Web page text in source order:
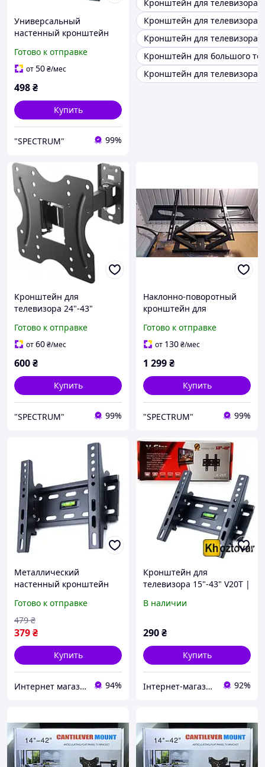
Универсальный
настенный кронштейн
диагональю 13-43" Itech
PB2T Наклонные
Крепёж для телевизора
Готово к отправке
от50₴/мес
498₴
Купить
"SPECTRUM" 99%
Кронштейн для телевизора
Кронштейн для телевизора
Кронштейн для телевизора
Кронштейн для большого
Кронштейн для телевизора
Кронштейн для
телевизора 24"-43"
Настенное крепление для
телевизора /Кронштейн
Готово к отправке
от60₴/мес
600₴
Купить
"SPECTRUM" 99%
Наклонно-поворотный
кронштейн для
43" 45" 46" 47" 49" 50" 55"
60" 65" 70 SECTOR TV 8
Готово к отправке
от 130₴/мес
1 299₴
Купить
"SPECTRUM" 99%
Металлический
настенный кронштейн
дюйма до 25 кг /
выдвижное крепление с
наклоном и поворотом
экрана
Готово к отправке
379₴
479 ₴
Купить
Интернет магазин Slando 94%
Кронштейн для
телевизора 15"-43" V20T |
В наличии
290₴
Купить
Інтернет-магазин Khoztovar.com.ua 92%